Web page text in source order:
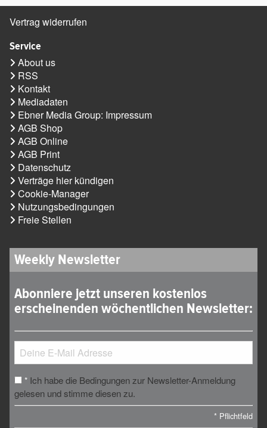
Vertrag widerrufen
Service
About us
RSS
Kontakt
Mediadaten
Ebner Media Group: Impressum
AGB Shop
AGB Online
AGB Print
Datenschutz
Verträge hier kündigen
Cookie-Manager
Nutzungsbedingungen
Freie Stellen
Weekly Newsletter
Abonniere jetzt unseren kostenlos
erscheinenden wöchentlichen Newsletter:
* Ich habe die Bedingungen zur Newsletter-Anmeldung
gelesen und stimme diesen zu.
* Pflichtfeld